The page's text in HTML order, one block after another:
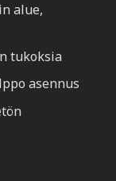
alue,
tukoksia
asennus